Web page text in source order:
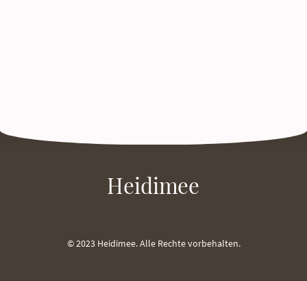
Heidimee
© 2023 Heidimee. Alle Rechte vorbehalten.